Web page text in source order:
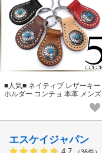
■人気■ ネイティブ レザーキー
ホルダー コンチョ 本革 メンズ
エスケイジャパン